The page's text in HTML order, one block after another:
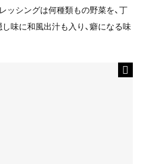
ッシングは何種類もの野菜を、丁
味に和風出汁も入り、癖になる味